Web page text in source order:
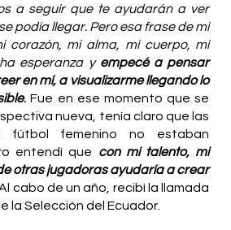
a seguir que te ayudarán a ver
podía llegar. Pero esa frase de mi
corazón, mi alma, mi cuerpo, mi
esperanza y empecé a pensar
en mí, a visualizarme llegando lo
. Fue en ese momento que se
nueva, tenía claro que las
fútbol femenino no estaban
entendí que con mi talento, mi
otras jugadoras ayudaría a crear
cabo de un año, recibí la llamada
la Selección del Ecuador.